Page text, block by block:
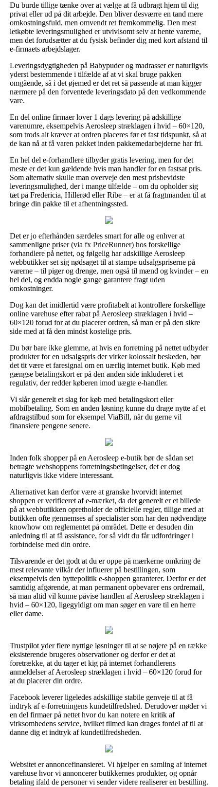
Du burde tillige tænke over at vælge at få udbragt hjem til dig
privat eller ud på dit arbejde. Den bliver desværre en tand mere
omkostningsfuld, men omvendt ret fremkommelig. Den mest
letkøbte leveringsmulighed er utvivlsomt selv at hente varerne,
men det forudsætter at du fysisk befinder dig med kort afstand til
e-firmaets arbejdslager.
Leveringsdygtigheden på Babypuder og madrasser er naturligvis
yderst bestemmende i tilfælde af at vi skal bruge pakken
omgående, så i det øjemed er det ret så passende at man kigger
nærmere på den forventede leveringsdato på den vedkommende
vare.
En del online firmaer lover 1 dags levering på adskillige
varenumre, eksempelvis Aerosleep stræklagen i hvid – 60×120,
som trods alt kræver at ordren placeres før et fast tidspunkt, så at
de kan nå at få varen pakket inden pakkemedarbejderne har fri.
En hel del e-forhandlere tilbyder gratis levering, men for det
meste er det kun gældende hvis man handler for en fastsat pris.
Som alternativ skulle man overveje den mest prisbevidste
leveringsmulighed, der i mange tilfælde – om du opholder sig
tæt på Fredericia, Hillerød eller Ribe – er at få fragtmanden til at
bringe din pakke til et afhentningssted.
Det er jo efterhånden særdeles smart for alle og enhver at
sammenligne priser (via fx PriceRunner) hos forskellige
forhandlere på nettet, og følgelig har adskillige Aerosleep
webbutikker set sig nødsaget til at stampe udsalgspriserne på
varerne – til piger og drenge, men også til mænd og kvinder – en
hel del, og endda nogle gange garantere fragt uden
omkostninger.
Dog kan det imidlertid være profitabelt at kontrollere forskellige
online varehuse efter rabat på Aerosleep stræklagen i hvid –
60×120 forud for at du placerer ordren, så man er på den sikre
side med at få den mindst kostelige pris.
Du bør bare ikke glemme, at hvis en forretning på nettet udbyder
produkter for en udsalgspris der virker kolossalt beskeden, bør
det tit være et faresignal om en uærlig internet butik. Køb med
gængse betalingskort er på den anden side inkluderet i et
regulativ, der redder køberen imod uægte e-handler.
Vi slår generelt et slag for køb med betalingskort eller
mobilbetaling. Som en anden løsning kunne du drage nytte af et
afdragstilbud som for eksempel ViaBill, når du gerne vil
finansiere pengene senere.
Inden folk shopper på en Aerosleep e-butik bør de sådan set
betragte webshoppens forretningsbetingelser, det er dog
naturligvis ikke videre interessant.
Alternativet kan derfor være at granske hvorvidt internet
shoppen er verificeret af e-mærket, da det generelt er et billede
på at webbutikken opretholder de officielle regler, tillige med at
butikken ofte gennemses af specialister som har den nødvendige
knowhow om reglementet på området. Dette er desuden din
anledning til at få assistance, for så vidt du får udfordringer i
forbindelse med din ordre.
Tilsvarende er det godt at du er oppe på mærkerne omkring de
mest relevante vilkår der influerer på bestillingen, som
eksempelvis den byttepolitik e-shoppen garanterer. Derfor er det
samtidig afgørende, at man permanent opbevarer ens ordremail,
så man altid vil kunne påvise handlen af Aerosleep stræklagen i
hvid – 60×120, ligegyldigt om man søger en vare til en herre
eller dame.
Trustpilot yder flere nyttige løsninger til at se nøjere på en række
eksisterende brugeres observationer og derfor er det at
foretrække, at du tager et kig på internet forhandlerens
anmeldelser af Aerosleep stræklagen i hvid – 60×120 forud for
at du placerer din ordre.
Facebook leverer ligeledes adskillige stabile genveje til at få
indtryk af e-forretningens kundetilfredshed. Derudover møder vi
en del firmaer på nettet hvor du kan notere en kritik af
virksomhedens service, hvilket tilmed kan drages fordel af til at
danne dig et indtryk af kundetilfredsheden.
Websitet er annoncefinansieret. Vi hjælper en samling af internet
varehuse hvor vi annoncerer butikkernes produkter, og opnår
betaling ifald de personer vi sender videre realiserer en bestilling.